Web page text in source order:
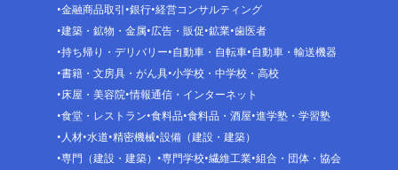
金融商品取引 銀行 経営コンサルティング
建築・鉱物・金属 広告・販促 鉱業 歯医者
持ち帰り・デリバリー 自動車・自転車 自動車・輸送機器
書籍・文房具・がん具 小学校・中学校・高校
床屋・美容院 情報通信・インターネット
食堂・レストラン 食料品 食料品・酒屋 進学塾・学習塾
人材 水道 精密機械 設備（建設・建築）
専門（建設・建築）
専門学校 繊維工業 組合・団体・協会